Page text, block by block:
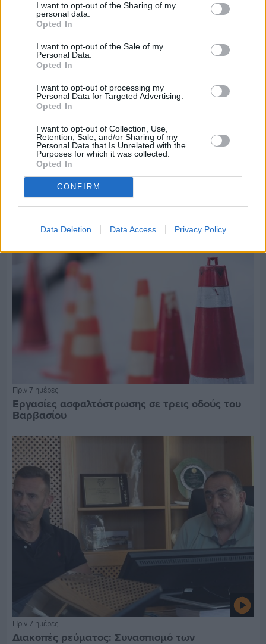
I want to opt-out of the Sharing of my
personal data.
Opted In
I want to opt-out of the Sale of my
Personal Data.
Opted In
I want to opt-out of processing my
Personal Data for Targeted Advertising.
Opted In
I want to opt-out of Collection, Use,
Retention, Sale, and/or Sharing of my
Personal Data that Is Unrelated with the
Purposes for which it was collected.
Opted In
CONFIRM
Data Deletion Data Access Privacy Policy
Πριν 7 ημέρες
Τρίτος στη σφαιροβολία στη διεθνή συνάντηση
Ελλάδας–Κύπρου Κ18 ο Δημήτρης Τέλλιος
Πριν 7 ημέρες
Εργασίες ασφαλτόστρωσης σε τρεις οδούς του
Βαρβασίου
Πριν 7 ημέρες
Διακοπές ρεύματος: Συνασπισμό των